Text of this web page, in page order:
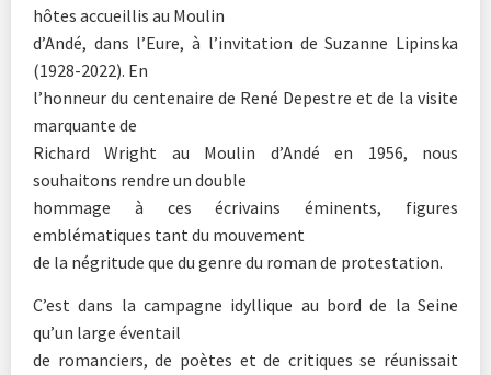
hôtes accueillis au Moulin
d’Andé, dans l’Eure, à l’invitation de Suzanne Lipinska
(1928-2022). En
l’honneur du centenaire de René Depestre et de la visite
marquante de
Richard Wright au Moulin d’Andé en 1956, nous
souhaitons rendre un double
hommage à ces écrivains éminents, figures
emblématiques tant du mouvement
de la négritude que du genre du roman de protestation.
C’est dans la campagne idyllique au bord de la Seine
qu’un large éventail
de romanciers, de poètes et de critiques se réunissait